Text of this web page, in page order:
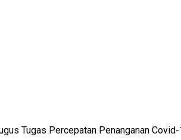
Tugas Percepatan Penanganan